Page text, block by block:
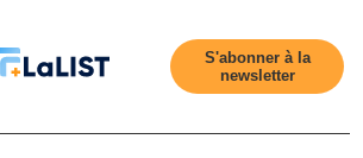
S'abonner à la
newsletter